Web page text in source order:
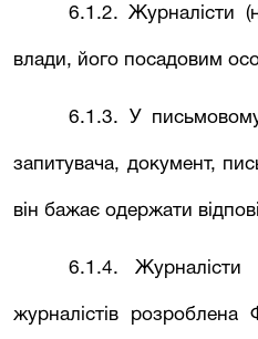
6.1.2. Журналісти
влади, його посадовим
6.1.3. У
запитувача, документ,
він бажає одержати
6.1.4. Журналісти
журналістів